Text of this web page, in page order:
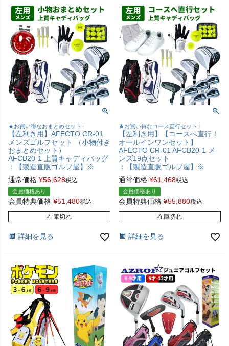
★お買い得なおまとめセット！
【左利き用】AFECTO CR-01
メンズゴルフセット （小物付き
おまとめセット）
AFCB20-1 上質キャディバッグ
：【製造直販ゴルフ屋】※
通常価格 ¥56,628税込
会員価格あり
会員特典価格 ¥51,480税込
在庫切れ
詳細を見る
★お買い得なコース直行セット！
【左利き用】【コースへ直行！
オールインワンセット】
AFECTO CR-01 AFCB20-1 メ
ンズ19点セット
：【製造直販ゴルフ屋】※
通常価格 ¥61,468税込
会員価格あり
会員特典価格 ¥55,880税込
在庫切れ
詳細を見る